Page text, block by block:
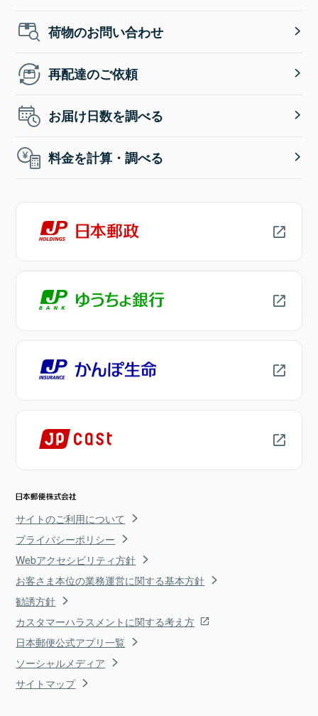
荷物のお問い合わせ
再配達のご依頼
お届け日数を調べる
料金を計算・調べる
サイトのご利用について
プライバシーポリシー
Webアクセシビリティ方針
お客さま本位の業務運営に関する基本方針
勧誘方針
カスタマーハラスメントに関する考え方
日本郵便公式アプリ一覧
ソーシャルメディア
サイトマップ